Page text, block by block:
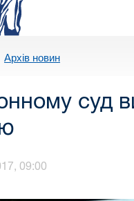
Архів новин
суд
09:00